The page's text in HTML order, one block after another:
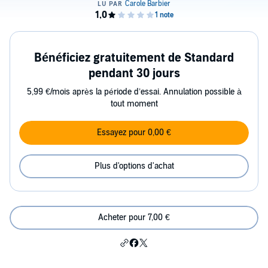
Bénéficiez gratuitement de Standard
pendant 30 jours
5,99 €/mois après la période d’essai. Annulation possible à
tout moment
Essayez pour 0,00 €
Plus d'options d'achat
Acheter pour 7,00 €